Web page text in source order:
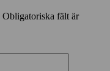
Obligatoriska fält är